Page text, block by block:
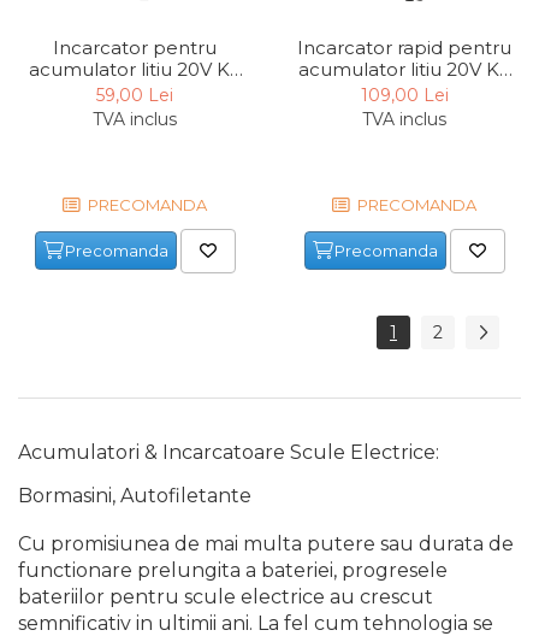
Fierastraie Electrice
Fierastrau cu banda vertical
Foarfeci Electrice
Profesionale Industriale
Acumulatori & Incarcatoare
Aparate de masurat digitale
Pistoale & Capsatoare
lant drujba si accesorii
Masini de Ascutit Panza
Circular
Incarcator pentru
acumulator litiu 20V KS
C24A
59,00 Lei
TVA inclus
PRECOMANDA
Precomanda
Incarcator rapid pentru
acumulator litiu 20V KS
C45A
109,00 Lei
TVA inclus
PRECOMANDA
Precomanda
1 2
Acumulatori & Incarcatoare Scule Electrice:
Bormasini, Autofiletante
Cu promisiunea de mai multa putere sau durata de
functionare prelungita a bateriei, progresele
bateriilor pentru scule electrice au crescut
semnificativ in ultimii ani. La fel cum tehnologia se